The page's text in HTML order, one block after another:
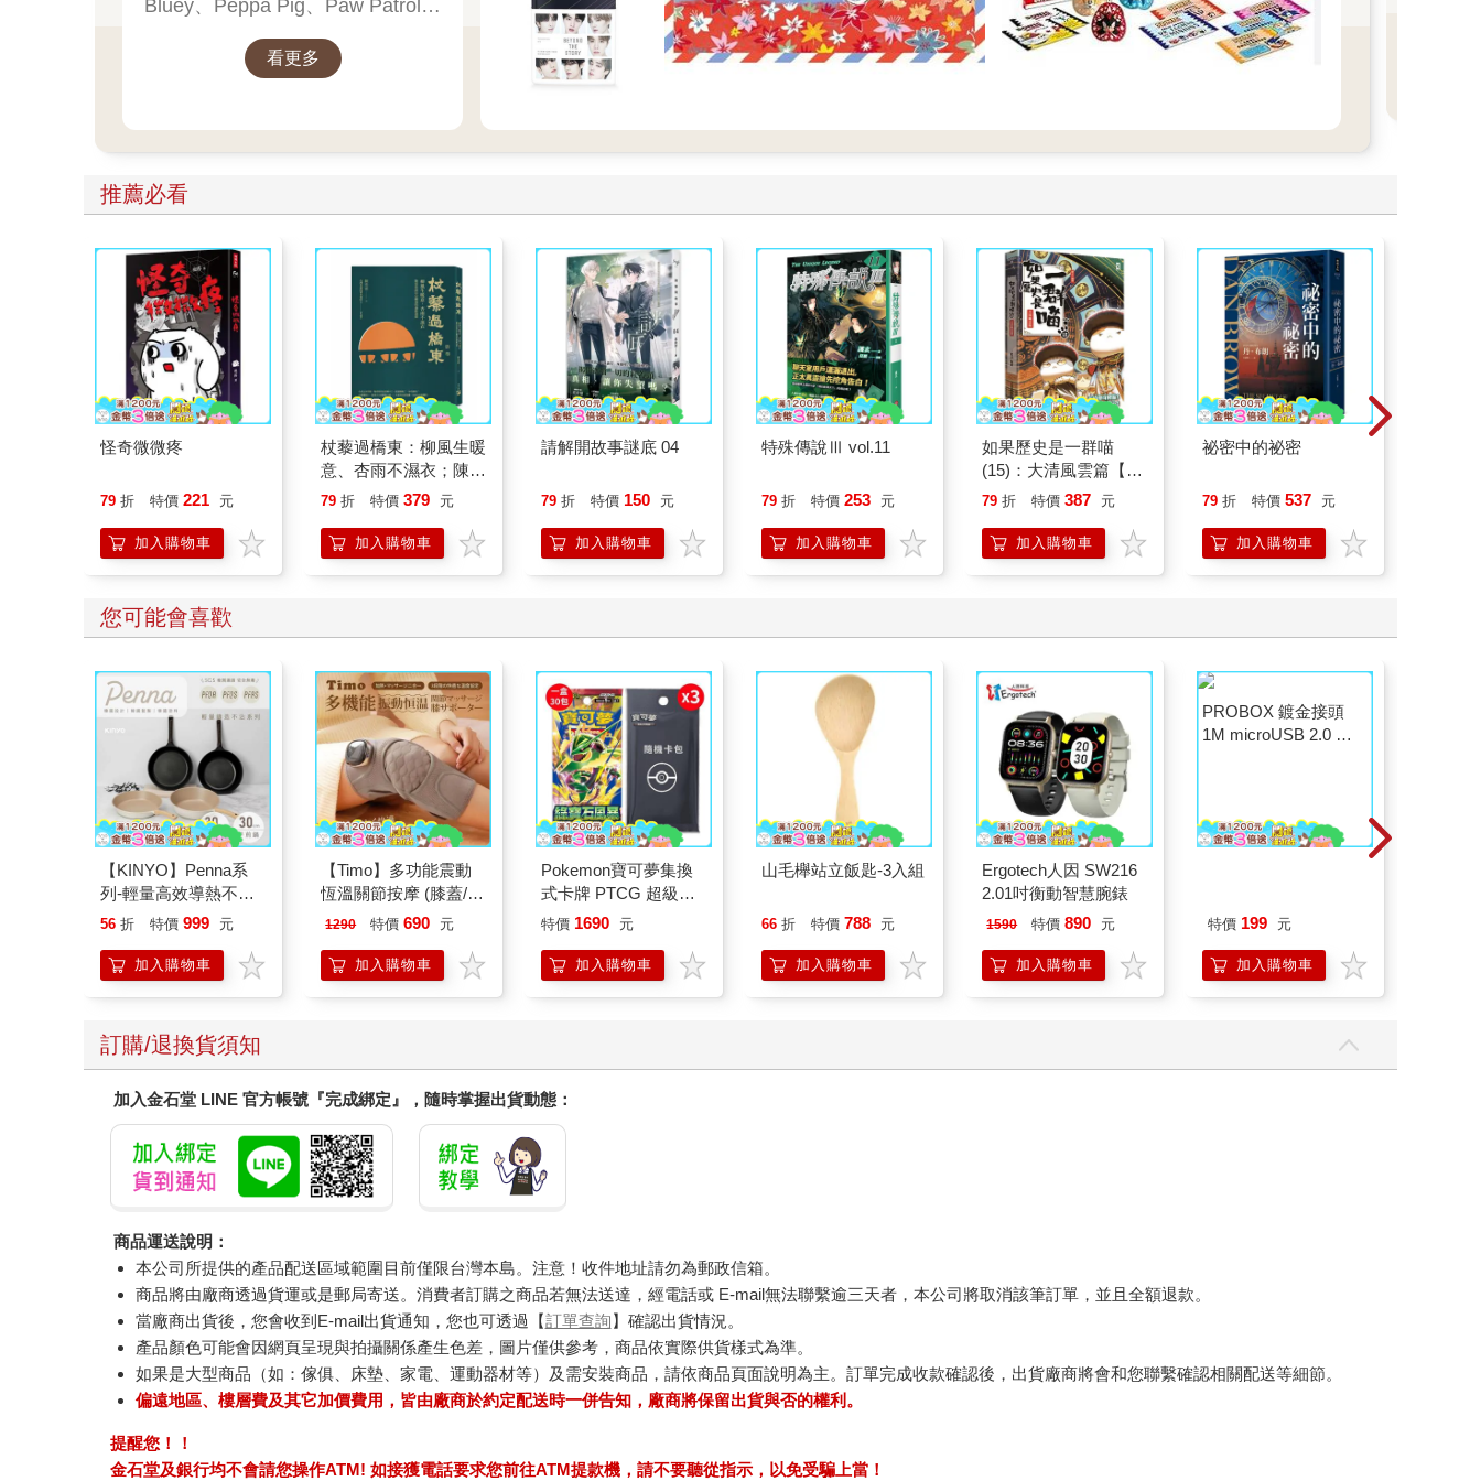
Bluey、Peppa Pig、Paw Patrol、
迪士尼、尋找威力等經典角色的
聖誕繪本與倒數日曆， 從閱讀、
一起倒數歡樂的 25 天。 打開每一
頁、每一扇小門，都是滿滿的驚
喜與節慶溫度， Read it, Play it,
Feel the Christmas Magic！ 即日
起~2026/1/5參展商品好康79折~~
看更多
推薦必看
怪奇微微疼
79 折 特價 221 元
加入購物車
杖藜過橋東：柳風生暖
意、杏雨不濕衣；陳亮
恭談以心轉境的適齡漫
79 折 特價 379 元
加入購物車
請解開故事謎底 04
79 折 特價 150 元
加入購物車
特殊傳說Ⅲ vol.11
79 折 特價 253 元
加入購物車
如果歷史是一群喵
(15)：大清風雲篇【萌
貓漫畫學歷史】
79 折 特價 387 元
加入購物車
祕密中的祕密
79 折 特價 537 元
加入購物車
您可能會喜歡
【KINYO】Penna系
列-輕量高效導熱不沾
平煎鍋30cm
56 折 特價 999 元
加入購物車
【Timo】多功能震動
恆溫關節按摩 (膝蓋/
肩/手肘通用) 無線充電
膝熱敷 【單入組】
1290 特價 690 元
加入購物車
Pokemon寶可夢集換
式卡牌 PTCG 超級進
化 擴充包 綠寶石風暴
特價 1690 元
加入購物車
山毛櫸站立飯匙-3入組
66 折 特價 788 元
加入購物車
Ergotech人因 SW216
2.01吋衡動智慧腕錶
1590 特價 890 元
加入購物車
輸線－黑
特價 199 元
加入購物車
訂購/退換貨須知
加入金石堂 LINE 官方帳號『完成綁定』，隨時掌握出貨動態：
商品運送說明：
本公司所提供的產品配送區域範圍目前僅限台灣本島。注意！收件地址請勿為郵政信箱。
商品將由廠商透過貨運或是郵局寄送。消費者訂購之商品若無法送達，經電話或 E-mail無法聯繫逾三天者，本公司將取消該筆訂單，並且全額退款。
當廠商出貨後，您會收到E-mail出貨通知，您也可透過【訂單查詢】確認出貨情況。
產品顏色可能會因網頁呈現與拍攝關係產生色差，圖片僅供參考，商品依實際供貨樣式為準。
如果是大型商品（如：傢俱、床墊、家電、運動器材等）及需安裝商品，請依商品頁面說明為主。訂單完成收款確認後，出貨廠商將會和您聯繫確認相關配送等細節。
偏遠地區、樓層費及其它加價費用，皆由廠商於約定配送時一併告知，廠商將保留出貨與否的權利。
提醒您！！
金石堂及銀行均不會請您操作ATM! 如接獲電話要求您前往ATM提款機，請不要聽從指示，以免受騙上當！